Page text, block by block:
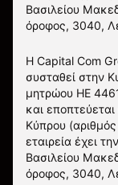
Βασιλείου
όροφος, 3040,
Η Capital Com
συσταθεί στην
μητρώου ΗΕ
και
Κύπρου
εταιρεία έχει
Βασιλείου
όροφος, 3040,